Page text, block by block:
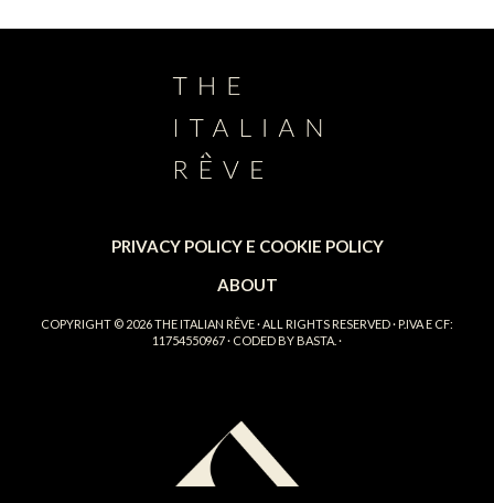
PRIVACY POLICY E COOKIE POLICY
ABOUT
COPYRIGHT © 2026THE ITALIAN RÊVE· ALL RIGHTS RESERVED · P.IVA E CF:
11754550967 · CODED BY BASTA. ·